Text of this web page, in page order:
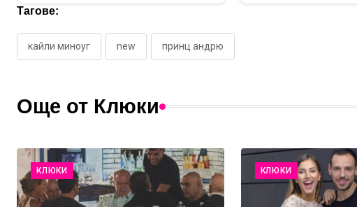
Тагове:
кайли миноуг new принц андрю
Още от Клюки
КЛЮКИ КЛЮКИ